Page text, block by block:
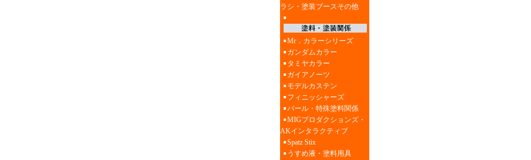
ラシ・塗装ブースその他
Mr．カラーシリーズ
ガンダムカラー
タミヤカラー
ガイアノーツ
モデルカステン
フィニッシャーズ
パール・特殊塗料関係
MIGプロダクションズ・
AKインタラクティブ
Spatz Stix
うすめ液・塗料用具